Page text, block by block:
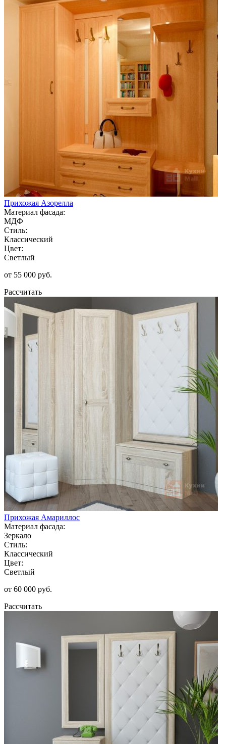
Прихожая Азорелла
Материал фасада:
МДФ
Стиль:
Классический
Цвет:
Светлый
от 55 000 руб.
Рассчитать
Прихожая Амариллос
Материал фасада:
Зеркало
Стиль:
Классический
Цвет:
Светлый
от 60 000 руб.
Рассчитать